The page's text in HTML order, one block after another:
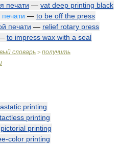
печати — vat deep printing black
печати — to be off the press
печати — relief rotary press
to impress wax with a seal
словарь > получить
printing
printing
pictorial printing
color printing